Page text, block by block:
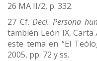
26 MA II/2, p. 332.
27 Cf.Decl. Persona
también León IX, Carta
este tema en “El
2005, pp. 72 y ss.